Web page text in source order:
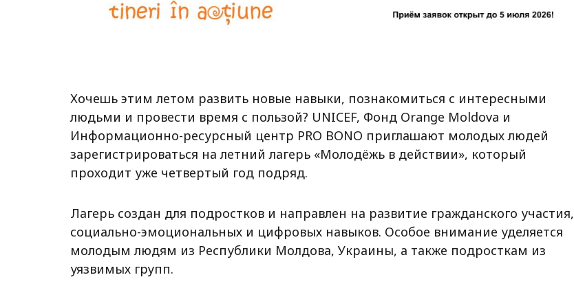
Хочешь этим летом развить новые навыки, познакомиться с интересными
людьми и провести время с пользой? UNICEF, Фонд Orange Moldova и
Информационно-ресурсный центр PRO BONO приглашают молодых людей
зарегистрироваться на летний лагерь «Молодёжь в действии», который
проходит уже четвертый год подряд.
Лагерь создан для подростков и направлен на развитие гражданского участия,
социально-эмоциональных и цифровых навыков. Особое внимание уделяется
молодым людям из Республики Молдова, Украины, а также подросткам из
уязвимых групп.